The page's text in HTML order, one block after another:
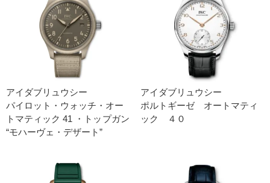
アイダブリュウシー
パイロット・ウォッチ・オー
トマティック 41 ・トップガン
“モハーヴェ・デザート”
アイダブリュウシー
ポルトギーゼ オートマティ
ック ４０